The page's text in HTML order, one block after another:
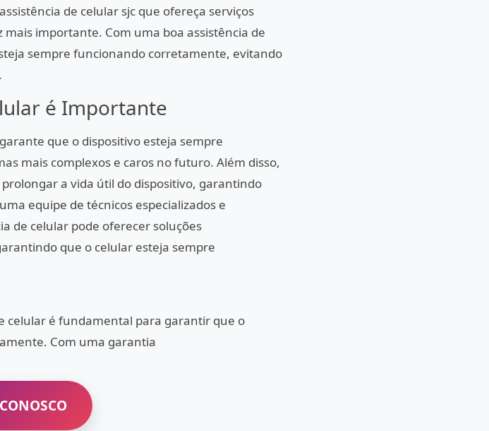
de celular sjc que ofereça serviços
importante. Com uma boa assistência de
sempre funcionando corretamente, evitando
é Importante
que o dispositivo esteja sempre
mais complexos e caros no futuro. Além disso,
a vida útil do dispositivo, garantindo
equipe de técnicos especializados e
de celular pode oferecer soluções
que o celular esteja sempre
celular é fundamental para garantir que o
Com uma garantia